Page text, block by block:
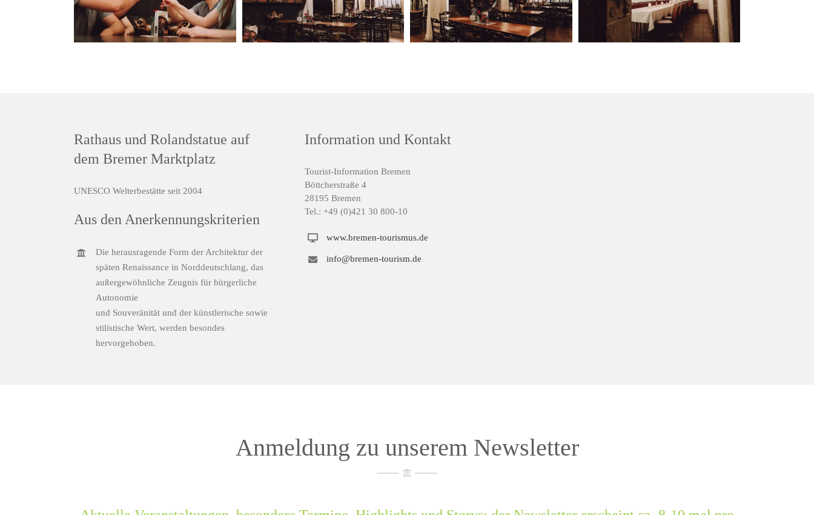
Rathaus und Rolandstatue auf
dem Bremer Marktplatz
UNESCO Welterbestätte seit 2004
Aus den Anerkennungskriterien
Die herausragende Form der Architektur der
späten Renaissance in Norddeutschlang, das
außergewöhnliche Zeugnis für bürgerliche
Autonomie
und Souveränität und der künstlerische sowie
stilistische Wert, werden besondes
hervorgehoben.
Information und Kontakt
Tourist-Information Bremen
Böttcherstraße 4
28195 Bremen
Tel.: +49 (0)421 30 800-10
www.bremen-tourismus.de
info@bremen-tourism.de
Anmeldung zu unserem Newsletter